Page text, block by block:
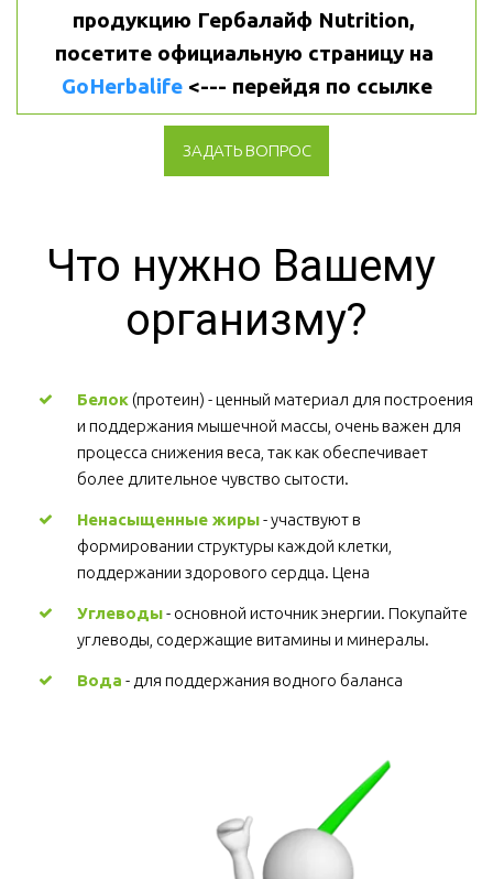
продукцию Гербалайф Nutrition,
GoHerbalife <--- перейдя по ссылке
ЗАДАТЬ ВОПРОС
Что нужно Вашему
организму?
Белок (протеин) - ценный материал для построения
и поддержания мышечной массы, очень важен для
процесса снижения веса, так как обеспечивает
более длительное чувство сытости.
Ненасыщенные жиры - участвуют в
формировании структуры каждой клетки,
поддержании здорового сердца. Цена
Углеводы - основной источник энергии. Покупайте
углеводы, содержащие витамины и минералы.
Вода - для поддержания водного баланса